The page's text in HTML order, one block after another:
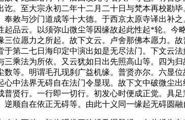
。至大宗永初二年十二月二十日与梵本再校勘
敕与沙门道成等十大德。于西京太原寺译出补
品云。以须弥山微尘等因缘故起此性起*轮。
位愿力之所起。故下文云。卢舍那佛本愿力。
第二七日海印定中演出如是无尽法门。下文云
乘法为所依。又云犹如日出先照高山等。四为
等。明谓毛孔现刹广益机缘。普贤亦尔。六显
中法界无碍自在法门令显现。故下文中破微尘
贤行。一行即一切行。初发心时便成正觉。具
顺自在依正无碍等。由此十义同一缘起无碍圆